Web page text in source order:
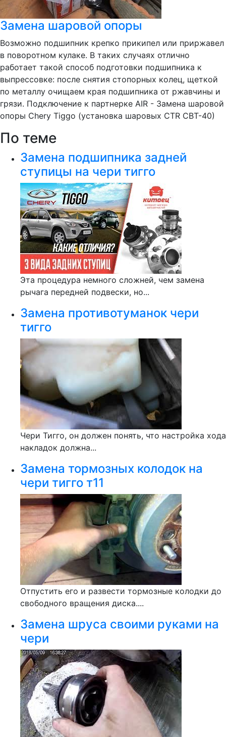
Замена шаровой опоры
Возможно подшипник крепко прикипел или приржавел
в поворотном кулаке. В таких случаях отлично
работает такой способ подготовки подшипника к
выпрессовке: после снятия стопорных колец, щеткой
по металлу очищаем края подшипника от ржавчины и
грязи. Подключение к партнерке AIR - Замена шаровой
опоры Chery Tiggo (установка шаровых CTR CBT-40)
По теме
Замена подшипника задней
ступицы на чери тигго
Эта процедура немного сложней, чем замена
рычага передней подвески, но...
Замена противотуманок чери
тигго
Чери Тигго, он должен понять, что настройка хода
накладок должна...
Замена тормозных колодок на
чери тигго т11
Отпустить его и развести тормозные колодки до
свободного вращения диска....
Замена шруса своими руками на
чери